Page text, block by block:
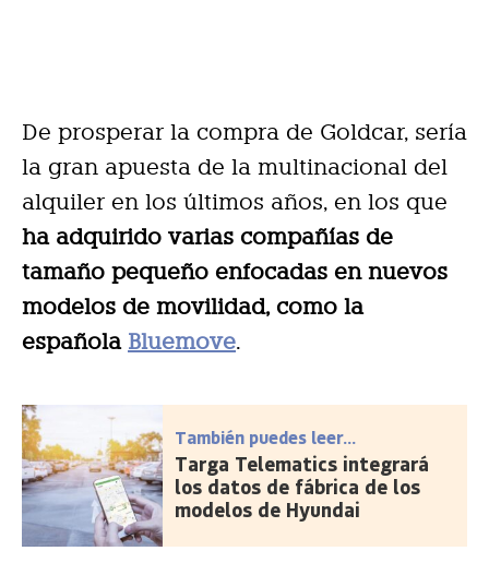
De prosperar la compra de Goldcar, sería
la gran apuesta de la multinacional del
alquiler en los últimos años, en los que
ha adquirido varias compañías de
tamaño pequeño enfocadas en nuevos
modelos de movilidad, como la
española Bluemove.
También puedes leer...
Targa Telematics integrará
los datos de fábrica de los
modelos de Hyundai